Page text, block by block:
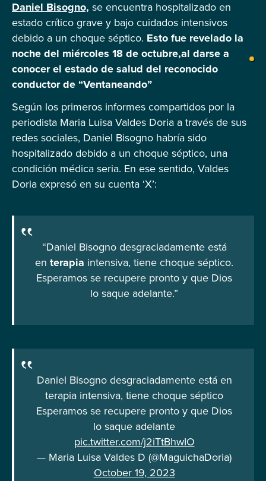
Daniel Bisogno, se encuentra hospitalizado en
estado crítico grave y bajo cuidados intensivos
debido a un choque séptico. Esto fue revelado la
noche del miércoles 18 de octubre,al darse a
conocer el estado de salud del reconocido
conductor de “Ventaneando”
Según los primeros informes compartidos por la
periodista Maria Luisa Valdes Doria a través de sus
redes sociales, Daniel Bisogno habría sido
hospitalizado debido a un choque séptico, una
condición médica seria. En ese sentido, Valdes
Doria expresó en su cuenta ‘X’:
“Daniel Bisogno desgraciadamente está
en terapia intensiva, tiene choque séptico.
Esperamos se recupere pronto y que Dios
lo saque adelante.”
Daniel Bisogno desgraciadamente está en
terapia intensiva, tiene choque séptico
Esperamos se recupere pronto y que Dios
lo saque adelante
pic.twitter.com/j2iTtBhwIO
— Maria Luisa Valdes D (@MaguichaDoria)
October 19, 2023